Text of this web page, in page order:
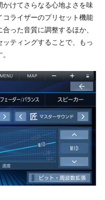
かけてさらなる心地よさを味
ライザーのプリセット機能
った音質に調整するほか、
ティングすることで、もっ